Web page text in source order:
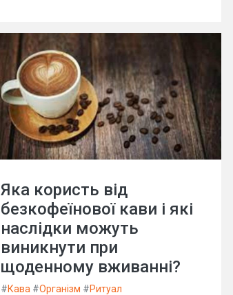
Яка користь від
безкофеїнової кави і які
наслідки можуть
виникнути при
щоденному вживанні?
#Кава #Організм #Ритуал